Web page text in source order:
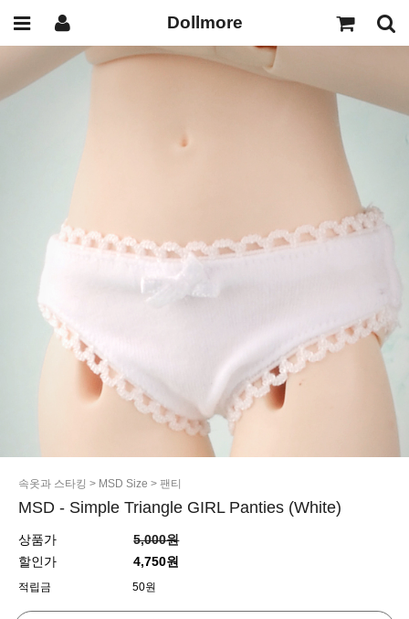
Dollmore
속옷과 스타킹 > MSD Size > 팬티
MSD - Simple Triangle GIRL Panties (White)
상품가
5,000원
할인가
4,750원
적립금 50원